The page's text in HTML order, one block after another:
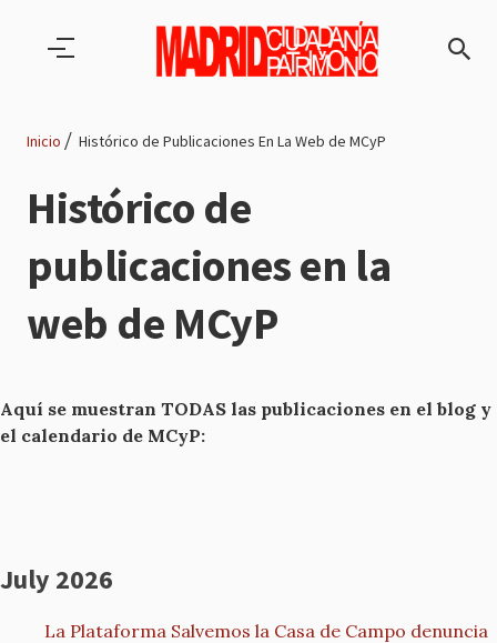
Ruta
de
navegación
Inicio Histórico de Publicaciones En La Web de MCyP
Histórico de
publicaciones en la
web de MCyP
Aquí se muestran TODAS las publicaciones en el blog y
el calendario de MCyP:
July 2026
La Plataforma Salvemos la Casa de Campo denuncia